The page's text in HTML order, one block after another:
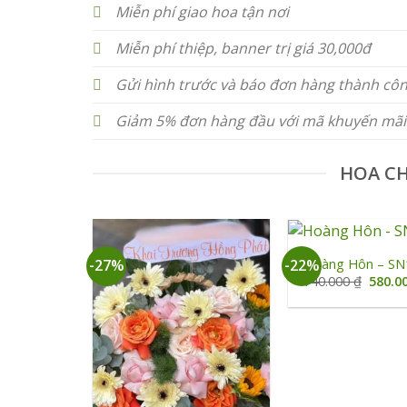
Miễn phí giao hoa tận nơi
Miễn phí thiệp, banner trị giá 30,000đ
Gửi hình trước và báo đơn hàng thành
Giảm 5% đơn hàng đầu với mã khuyến
HOA
-27% -22%
+
Hoàng Hôn –
740.000₫ Giá
là: